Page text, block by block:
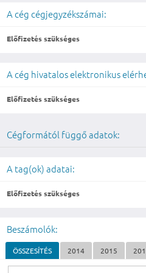
A cég cégjegyzékszámai:
Előfizetés szükséges
A cég hivatalos elektronikus
Előfizetés szükséges
Cégformától függő adatok:
A tag(ok) adatai:
Előfizetés szükséges
Beszámolók:
ÖSSZESÍTÉS 2014 2015